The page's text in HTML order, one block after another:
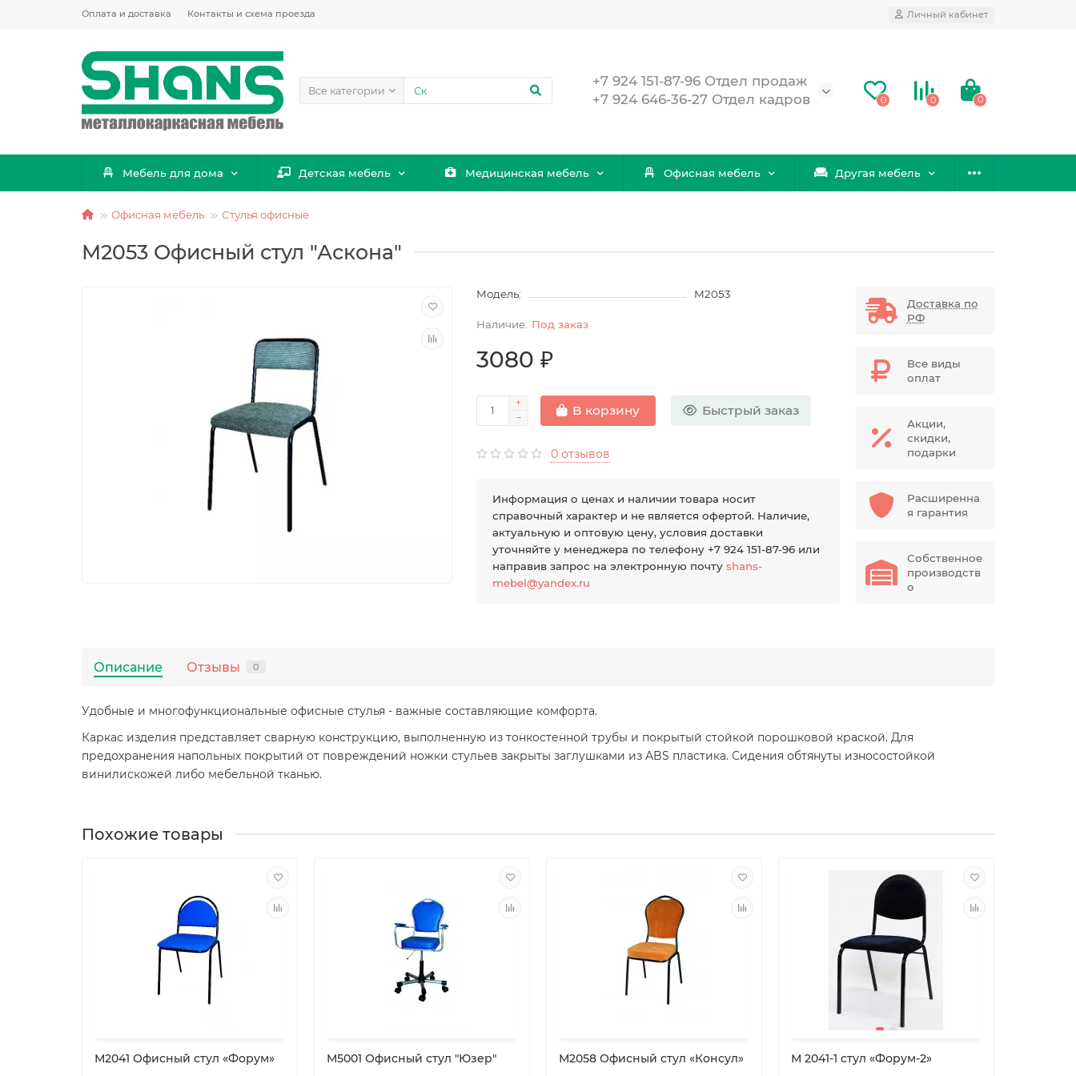
Оплата и доставка Контакты и схема проезда Личный кабинет
Все категории
+7 924 151-87-96 Отдел продаж
+7 924 646-36-27 Отдел кадров
0 0 0
Мебель для дома Детская мебель Медицинская мебель Офисная мебель Другая мебель
Офисная мебель Стулья офисные
М2053 Офисный стул "Аскона"
Модель: М2053
Под заказ
3080 ₽
В корзину Быстрый заказ
0 отзывов
Информация о ценах и наличии товара носит
справочный характер и не является офертой. Наличие,
актуальную и оптовую цену, условия доставки
уточняйте у менеджера по телефону +7 924 151-87-96 или
направив запрос на электронную почтуshans-
mebel@yandex.ru
Доставка по
РФ
Все виды
оплат
Акции,
скидки,
подарки
Расширенна
я гарантия
Собственное
производств
о
Описание Отзывы 0
Удобные и многофункциональные офисные стулья - важные составляющие комфорта.
Каркас изделия представляет сварную конструкцию, выполненную из тонкостенной трубы и покрытый стойкой порошковой краской. Для
предохранения напольных покрытий от повреждений ножки стульев закрыты заглушками из ABS пластика. Сидения обтянуты износостойкой
винилискожей либо мебельной тканью.
Похожие товары
М2041 Офисный стул «Форум» М5001 Офисный стул "Юзер" М2058 Офисный стул «Консул» М 2041-1 стул «Форум-2»